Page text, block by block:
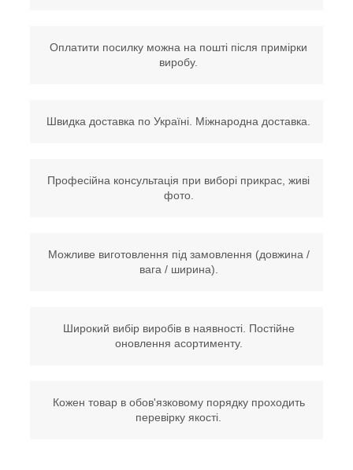
Оплатити посилку можна на пошті після примірки
виробу.
Швидка доставка по Україні. Міжнародна доставка.
Професійна консультація при виборі прикрас, живі
фото.
Можливе виготовлення під замовлення (довжина /
вага / ширина).
Широкий вибір виробів в наявності. Постійне
оновлення асортименту.
Кожен товар в обов'язковому порядку проходить
перевірку якості.